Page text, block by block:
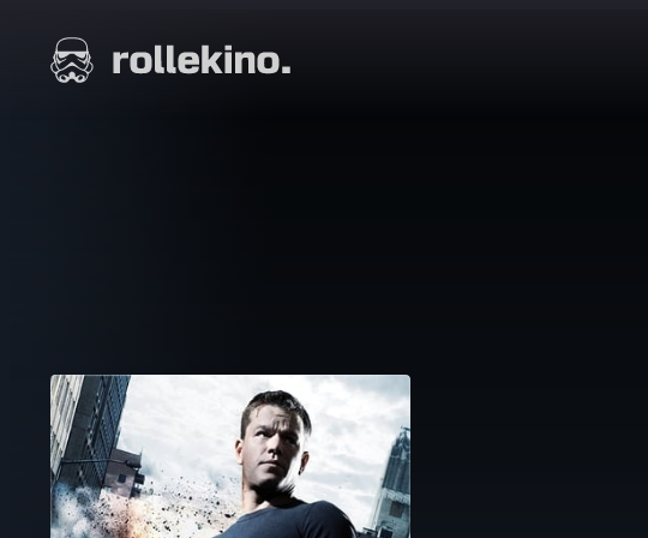
suoraan
sisältöön
Elokuvat ja elokuva-arviot | Rollekino.fi